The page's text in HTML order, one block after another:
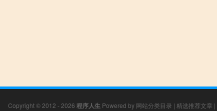
Copyright © 2012 - 2026 程序人生 Powered by 网站分类目录 | 精选推荐文章 |